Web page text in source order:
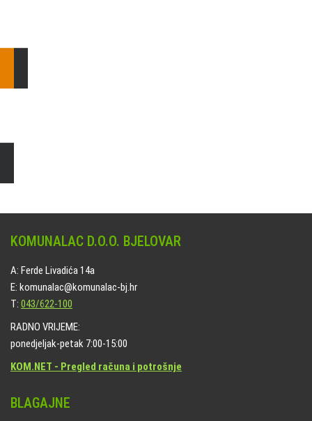
KOMUNALAC D.O.O. BJELOVAR
A: Ferde Livadića 14a
E: komunalac@komunalac-bj.hr
T: 043/622-100
RADNO VRIJEME:
ponedjeljak-petak 7:00-15:00
KOM.NET - Pregled računa i potrošnje
BLAGAJNE